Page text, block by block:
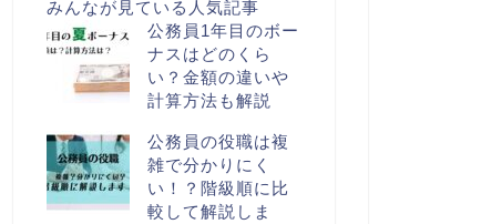
みんなが見ている人気記事
公務員1年目のボー
ナスはどのくら
い？金額の違いや
計算方法も解説
公務員の役職は複
雑で分かりにく
い！？階級順に比
較して解説しま